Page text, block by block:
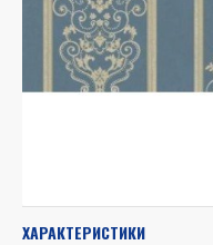
ХАРАКТЕРИСТИКИ